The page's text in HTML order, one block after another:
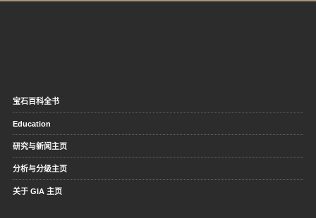
宝石百科全书
Education
研究与新闻主页
分析与分级主页
关于 GIA 主页